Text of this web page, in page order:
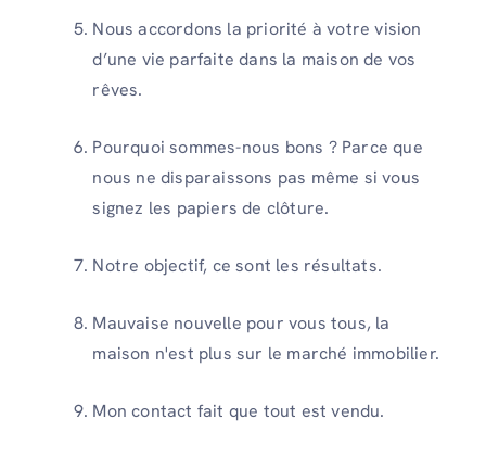
Nous accordons la priorité à votre vision
d’une vie parfaite dans la maison de vos
rêves.
Pourquoi sommes-nous bons ? Parce que
nous ne disparaissons pas même si vous
signez les papiers de clôture.
Notre objectif, ce sont les résultats.
Mauvaise nouvelle pour vous tous, la
maison n'est plus sur le marché immobilier.
Mon contact fait que tout est vendu.